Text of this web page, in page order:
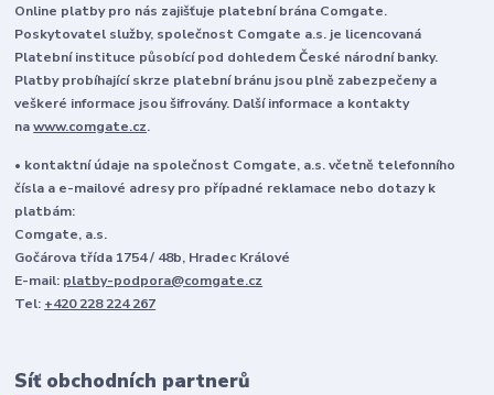
Online platby pro nás zajišťuje platební brána Comgate.
Poskytovatel služby, společnost Comgate a.s. je licencovaná
Platební instituce působící pod dohledem České národní banky.
Platby probíhající skrze platební bránu jsou plně zabezpečeny a
veškeré informace jsou šifrovány. Další informace a kontakty
nawww.comgate.cz.
• kontaktní údaje na společnost Comgate, a.s. včetně telefonního
čísla a e-mailové adresy pro případné reklamace nebo dotazy k
platbám:
Comgate, a.s.
Gočárova třída 1754 / 48b, Hradec Králové
E-mail: platby-podpora@comgate.cz
Tel: +420 228 224 267
Síť obchodních partnerů